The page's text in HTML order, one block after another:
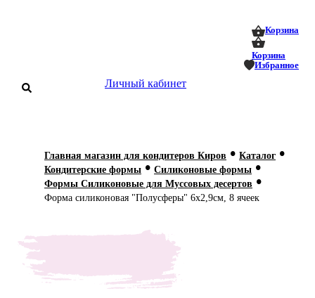
Корзина
Корзина
Избранное
Личный кабинет
О нас
Главная магазин для кондитеров Киров • Каталог •
Кондитерские формы • Силиконовые формы •
Формы Силиконовые для Муссовых десертов •
Форма силиконовая "Полусферы" 6х2,9см, 8 ячеек